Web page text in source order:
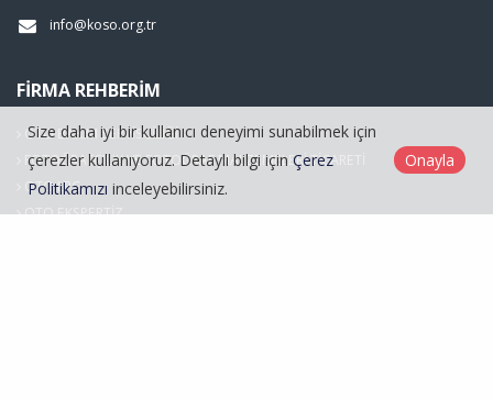
info@koso.org.tr
FIRMA REHBERIM
OTO BAKIM SERVİSCİLİĞİ
FOTOĞRAFÇILIK VE FOTOĞRAF MALZEMELERİ TİCARETİ
OTO LPG
OTO EKSPERTİZ
Size daha iyi bir kullanıcı deneyimi sunabilmek için
çerezler kullanıyoruz. Detaylı bilgi için Çerez
Politikamızı inceleyebilirsiniz.
Onayla